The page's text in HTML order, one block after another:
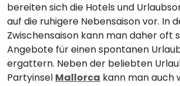
bereiten sich die Hotels und
auf die ruhigere Nebensaison vor. In
Zwischensaison kann man daher oft
Angebote für einen spontanen
ergattern. Neben der beliebten
Partyinsel Mallorca kann man auch